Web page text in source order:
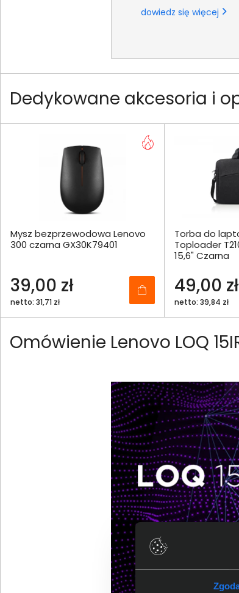
dowiedz się więcej
Dedykowane akcesoria i
Mysz bezprzewodowa Lenovo
300 czarna GX30K79401
39,00 zł
netto: 31,71 zł
Torba do
Toploader
15,6" Czarna
49,00 zł
netto: 39,84 zł
Omówienie Lenovo LOQ